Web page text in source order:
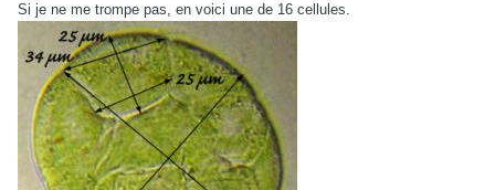
Si je ne me trompe pas, en voici une de 16 cellules.